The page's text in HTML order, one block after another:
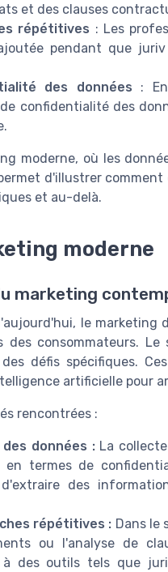
et des clauses
répétitives : Les
pendant que
des données :
confidentialité des
moderne, où les
d'illustrer
et au-delà.
moderne
marketing
le
consommateurs.
défis spécifiques.
artificielle pour
rencontrées :
données :La collecte
en termes de
des
répétitives : Dans le
ou l'analyse de
à des outils tels que